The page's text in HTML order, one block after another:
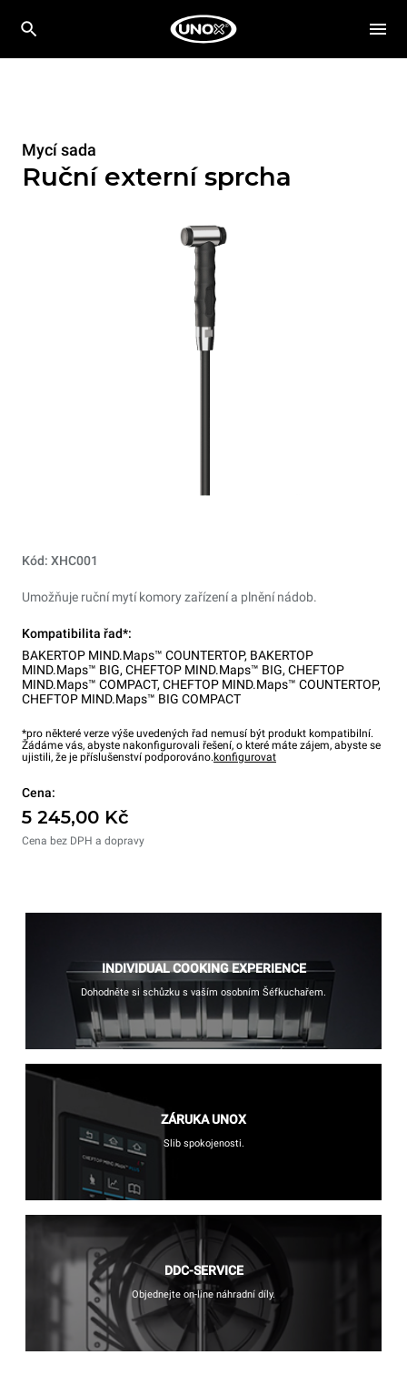
Mycí sada
Ruční externí sprcha
Kód: XHC001
Umožňuje ruční mytí komory zařízení a plnění nádob.
Kompatibilita řad*:
BAKERTOP MIND.Maps™ COUNTERTOP, BAKERTOP
MIND.Maps™ BIG, CHEFTOP MIND.Maps™ BIG, CHEFTOP
MIND.Maps™ COMPACT, CHEFTOP MIND.Maps™ COUNTERTOP,
CHEFTOP MIND.Maps™ BIG COMPACT
*pro některé verze výše uvedených řad nemusí být produkt kompatibilní.
Žádáme vás, abyste nakonfigurovali řešení, o které máte zájem, abyste se
ujistili, že je příslušenství podporováno. konfigurovat
Cena:
5 245,00 Kč
Cena bez DPH a dopravy
INDIVIDUAL COOKING EXPERIENCE
Dohodněte si schůzku s vaším osobním Šéfkuchařem.
ZÁRUKA UNOX
Slib spokojenosti.
DDC-SERVICE
Objednejte on-line náhradní díly.